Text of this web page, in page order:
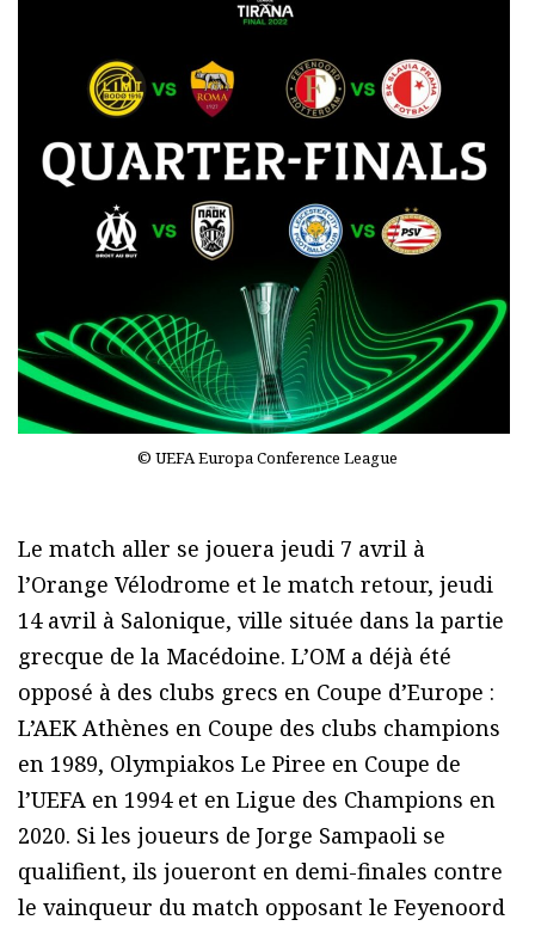
© UEFA Europa Conference League
Le match aller se jouera jeudi 7 avril à
l’Orange Vélodrome et le match retour, jeudi
14 avril à Salonique, ville située dans la partie
grecque de la Macédoine. L’OM a déjà été
opposé à des clubs grecs en Coupe d’Europe :
L’AEK Athènes en Coupe des clubs champions
en 1989, Olympiakos Le Piree en Coupe de
l’UEFA en 1994 et en Ligue des Champions en
2020. Si les joueurs de Jorge Sampaoli se
qualifient, ils joueront en demi-finales contre
le vainqueur du match opposant le Feyenoord